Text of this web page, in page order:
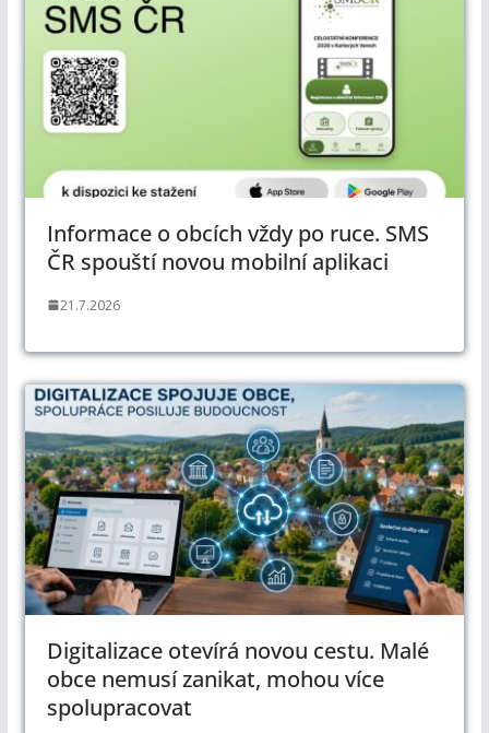
Informace o obcích vždy po ruce. SMS
ČR spouští novou mobilní aplikaci
21.7.2026
Digitalizace otevírá novou cestu. Malé
obce nemusí zanikat, mohou více
spolupracovat